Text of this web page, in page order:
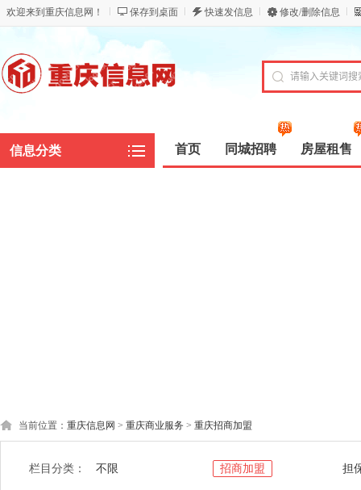
欢迎来到重庆信息网！ 保存到桌面 快速发信息 修改/删除信息
信息分类 首页 同城招聘 房屋租售
当前位置： 重庆信息网 > 重庆商业服务 > 重庆招商加盟
栏目分类： 不限 招商加盟 担